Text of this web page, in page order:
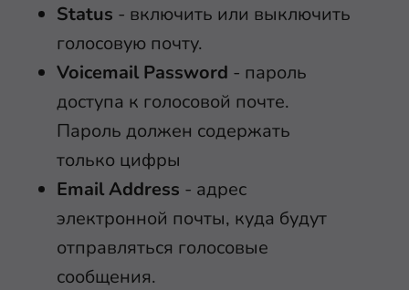
Status - включить или выключить
голосовую почту.
Voicemail Password - пароль
доступа к голосовой почте.
Пароль должен содержать
только цифры
Email Address - адрес
электронной почты, куда будут
отправляться голосовые
сообщения.